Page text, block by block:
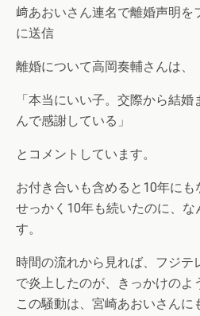
﨑あおいさん連名で離婚声明を
に送信
離婚について高岡奏輔さんは、
「本当にいい子。交際から結
んで感謝している」
とコメントしています。
お付き合いも含めると10年にも
せっかく10年も続いたのに、な
す。
時間の流れから見れば、フジ
で炎上したのが、きっかけのよ
この騒動は、宮崎あおいさん